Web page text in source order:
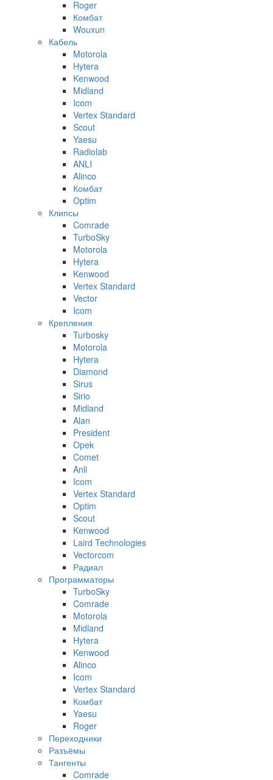
Roger
Комбат
Wouxun
Кабель
Motorola
Hytera
Kenwood
Midland
Icom
Vertex Standard
Scout
Yaesu
Radiolab
ANLI
Alinco
Комбат
Optim
Клипсы
Comrade
TurboSky
Motorola
Hytera
Kenwood
Vertex Standard
Vector
Icom
Крепления
Turbosky
Motorola
Hytera
Diamond
Sirus
Sirio
Midland
Alan
President
Opek
Comet
Anli
Icom
Vertex Standard
Optim
Scout
Kenwood
Laird Technologies
Vectorcom
Радиал
Программаторы
TurboSky
Comrade
Motorola
Midland
Hytera
Kenwood
Alinco
Icom
Vertex Standard
Комбат
Yaesu
Roger
Переходники
Разъёмы
Тангенты
Comrade